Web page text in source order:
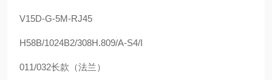
V15D-G-5M-RJ45
H58B/1024B2/308H.809/A-S4/I
011/032长款（法兰）